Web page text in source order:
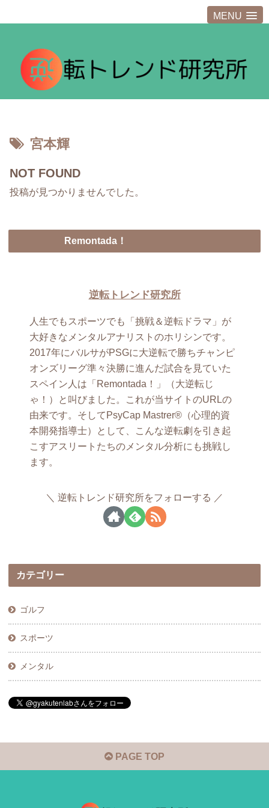
MENU
宮本輝
NOT FOUND
投稿が見つかりませんでした。
Remontada！
逆転トレンド研究所
人生でもスポーツでも「挑戦＆逆転ドラマ」が
大好きなメンタルアナリストのホリシンです。
2017年にバルサがPSGに大逆転で勝ちチャンピ
オンズリーグ準々決勝に進んだ試合を見ていた
スペイン人は「Remontada！」（大逆転じ
ゃ！）と叫びました。これが当サイトのURLの
由来です。そしてPsyCap Mastrer®（心理的資
本開発指導士）として、こんな逆転劇を引き起
こすアスリートたちのメンタル分析にも挑戦し
ます。
逆転トレンド研究所をフォローする
カテゴリー
ゴルフ
スポーツ
メンタル
PAGE TOP